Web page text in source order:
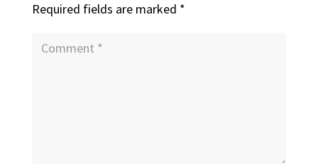
Required fields are marked *